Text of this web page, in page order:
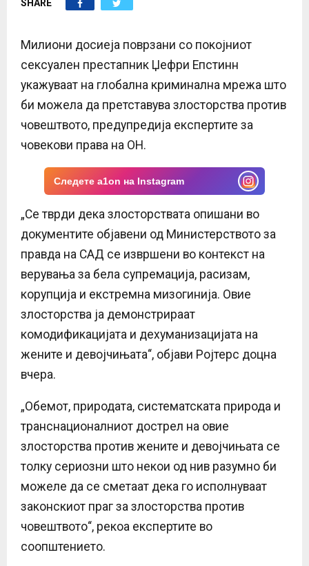
E
N
U
SHARE
Милиони досиеја поврзани со покојниот
сексуален престапник Џефри Епстинн
укажуваат на глобална криминална мрежа што
би можела да претставува злосторства против
човештвото, предупредија експертите за
човекови права на ОН.
Следете a1on на Instagram
„Се тврди дека злосторствата опишани во
документите објавени од Министерството за
правда на САД се извршени во контекст на
верувања за бела супремација, расизам,
корупција и екстремна мизогинија. Овие
злосторства ја демонстрираат
комодификацијата и дехуманизацијата на
жените и девојчињата“, објави Ројтерс доцна
вчера.
„Обемот, природата, систематската природа и
транснационалниот дострел на овие
злосторства против жените и девојчињата се
толку сериозни што некои од нив разумно би
можеле да се сметаат дека го исполнуваат
законскиот праг за злосторства против
човештвото“, рекоа експертите во
соопштението.